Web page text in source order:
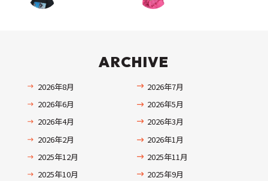
ARCHIVE
2026年8月
2026年7月
2026年6月
2026年5月
2026年4月
2026年3月
2026年2月
2026年1月
2025年12月
2025年11月
2025年10月
2025年9月